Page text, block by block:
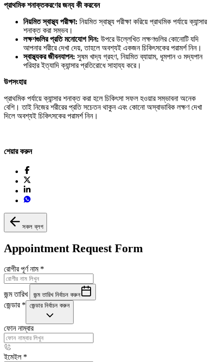
প্রাথমিকশনাক্তকরণেরজন্যকীকরবেন
নিয়মিতস্বাস্থ্যপরীক্ষা: নিয়মিত স্বাস্থ্য পরীক্ষা করিয়ে প্রাথমিক পর্যায়ে ক্যান্সার
শনাক্ত করা সম্ভব।
লক্ষণগুলিরপ্রতিমনোযোগদিন: উপরে উল্লেখিত লক্ষণগুলির কোনোটি যদি
আপনার শরীরে দেখা দেয়, তাহলে অবশ্যই একজন চিকিৎসকের পরামর্শ নিন।
স্বাস্থ্যকরজীবনযাপন: সুষম খাদ্য গ্রহণ, নিয়মিত ব্যায়াম, ধূমপান ও মদ্যপান
পরিহার ইত্যাদি ক্যান্সার প্রতিরোধে সাহায্য করে।
উপসংহার
প্রাথমিক পর্যায়ে ক্যান্সার শনাক্ত করা হলে চিকিৎসা সফল হওয়ার সম্ভাবনা অনেক
বেশি। তাই নিজের শরীরের প্রতি সচেতন থাকুন এবং কোনো অস্বাভাবিক লক্ষণ দেখা
দিলে অবশ্যই চিকিৎসকের পরামর্শ নিন।
শেয়ার করুন
সকল ব্লগ
Appointment Request Form
রোগীর পূর্ণ নাম *
জন্ম তারিখ জন্ম তারিখ নির্বাচন করুন
জেন্ডার * জেন্ডার নির্বাচন করুন
ফোন নাম্বার
ইমেইল *